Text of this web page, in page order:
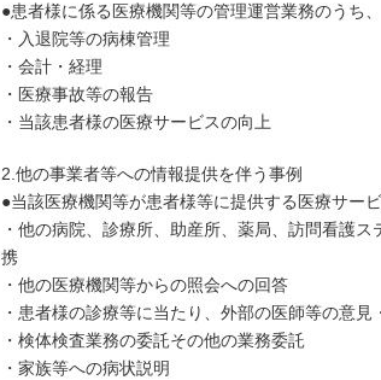
●患者様に係る医療機関等の管理運営業務のうち、
・入退院等の病棟管理
・会計・経理
・医療事故等の報告
・当該患者様の医療サービスの向上
2.他の事業者等への情報提供を伴う事例
●当該医療機関等が患者様等に提供する医療サービ
・他の病院、診療所、助産所、薬局、訪問看護
携
・他の医療機関等からの照会への回答
・患者様の診療等に当たり、外部の医師等の意見
・検体検査業務の委託その他の業務委託
・家族等への病状説明